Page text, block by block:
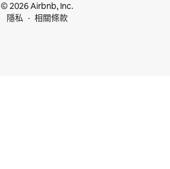
© 2026 Airbnb, Inc.
隱私
相關條款